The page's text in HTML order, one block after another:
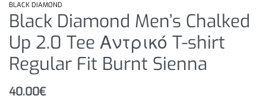
BLACK DIAMOND
Black Diamond Men’s Chalked
Up 2.0 Tee Αντρικό T-shirt
Regular Fit Burnt Sienna
40.00€